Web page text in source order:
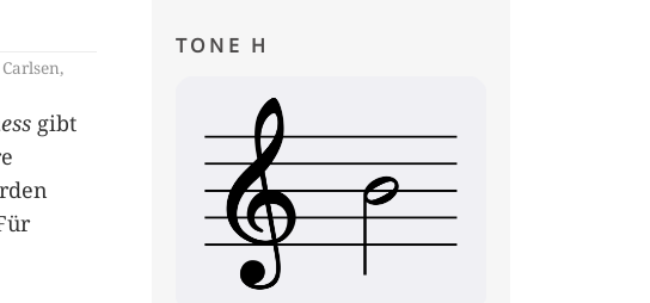
,
gibt
TONE H